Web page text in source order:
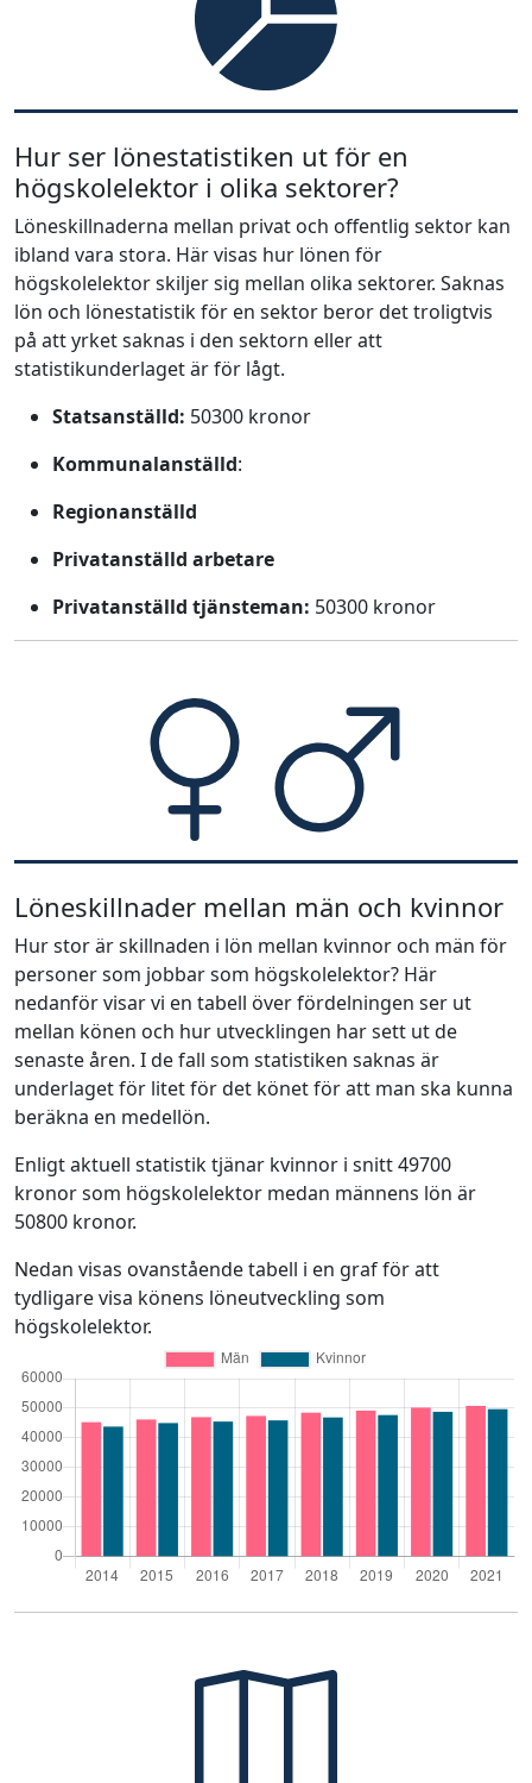
Hur ser lönestatistiken ut för en
högskolelektor i olika sektorer?
Löneskillnaderna mellan privat och offentlig sektor kan
ibland vara stora. Här visas hur lönen för
högskolelektor skiljer sig mellan olika sektorer. Saknas
lön och lönestatistik för en sektor beror det troligtvis
på att yrket saknas i den sektorn eller att
statistikunderlaget är för lågt.
Statsanställd: 50300 kronor
Kommunalanställd:
Regionanställd
Privatanställd arbetare
Privatanställd tjänsteman: 50300 kronor
Löneskillnader mellan män och kvinnor
Hur stor är skillnaden i lön mellan kvinnor och män för
personer som jobbar som högskolelektor? Här
nedanför visar vi en tabell över fördelningen ser ut
mellan könen och hur utvecklingen har sett ut de
senaste åren. I de fall som statistiken saknas är
underlaget för litet för det könet för att man ska kunna
beräkna en medellön.
Enligt aktuell statistik tjänar kvinnor i snitt 49700
kronor som högskolelektor medan männens lön är
50800 kronor.
Nedan visas ovanstående tabell i en graf för att
tydligare visa könens löneutveckling som
högskolelektor.